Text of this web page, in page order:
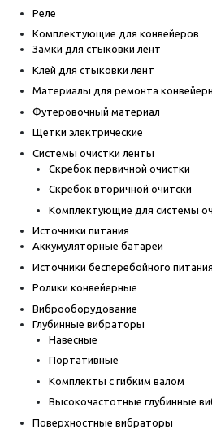
Реле
Комплектующие для конвейеров
Замки для стыковки лент
Клей для стыковки лент
Материалы для ремонта
Футеровочный материал
Щетки электрические
Системы очистки ленты
Скребок первичной очистки
Скребок вторичной очитски
Комплектующие для системы
Источники питания
Аккумуляторные батареи
Источники бесперебойного питания
Ролики конвейерные
Виброоборудование
Глубинные вибраторы
Навесные
Портативные
Комплекты с гибким валом
Высокочастотные глубинные
Поверхностные вибраторы